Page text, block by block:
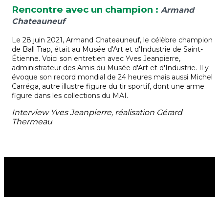
Rencontre avec un champion : Armand
Chateauneuf
Le 28 juin 2021, Armand Chateauneuf, le célèbre champion
de Ball Trap, était au Musée d'Art et d'Industrie de Saint-
Étienne. Voici son entretien avec Yves Jeanpierre,
administrateur des Amis du Musée d'Art et d'Industrie. Il y
évoque son record mondial de 24 heures mais aussi Michel
Carréga, autre illustre figure du tir sportif, dont une arme
figure dans les collections du MAI.
Interview Yves Jeanpierre, réalisation Gérard
Thermeau